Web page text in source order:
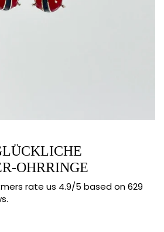
OHRRINGE
rate us 4.9/5 based on 629